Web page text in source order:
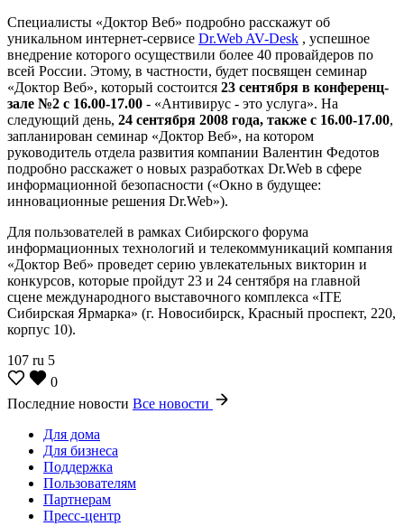
Специалисты «Доктор Веб» подробно расскажут об
уникальном интернет-сервисе Dr.Web AV-Desk , успешное
внедрение которого осуществили более 40 провайдеров по
всей России. Этому, в частности, будет посвящен семинар
«Доктор Веб», который состоится 23 сентября в конференц-
зале №2 с 16.00-17.00 - «Антивирус - это услуга». На
следующий день, 24 сентября 2008 года, также с 16.00-17.00,
запланирован семинар «Доктор Веб», на котором
руководитель отдела развития компании Валентин Федотов
подробно расскажет о новых разработках Dr.Web в сфере
информационной безопасности («Окно в будущее:
инновационные решения Dr.Web»).
Для пользователей в рамках Сибирского форума
информационных технологий и телекоммуникаций компания
«Доктор Веб» проведет серию увлекательных викторин и
конкурсов, которые пройдут 23 и 24 сентября на главной
сцене международного выставочного комплекса «ITE
Сибирская Ярмарка» (г. Новосибирск, Красный проспект, 220,
корпус 10).
107 ru 5
0
Последние новости Все новости
Для дома
Для бизнеса
Поддержка
Пользователям
Партнерам
Пресс-центр